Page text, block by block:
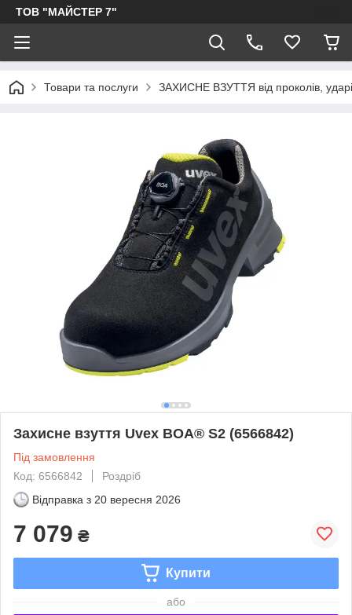
ТОВ "МАЙСТЕР 7"
Товари та послуги ЗАХИСНЕ ВЗУТТЯ від проколів,
Захисне взуття Uvex BOA® S2 (6566842)
Під замовлення
Код: 6566842
Роздріб
Відправка з 20 вересня 2026
7 079 ₴
Купити
або